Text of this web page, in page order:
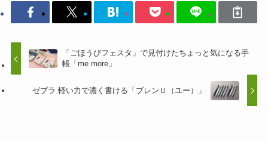
「ごほうびフェスタ」で見付けたちょっと気になる手
帳「me more」
ゼブラ 軽い力で濃く書ける「ブレンＵ（ユー）」